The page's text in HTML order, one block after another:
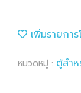
เพิ่มรายการ
หมวดหมู่ : ตู้สำ